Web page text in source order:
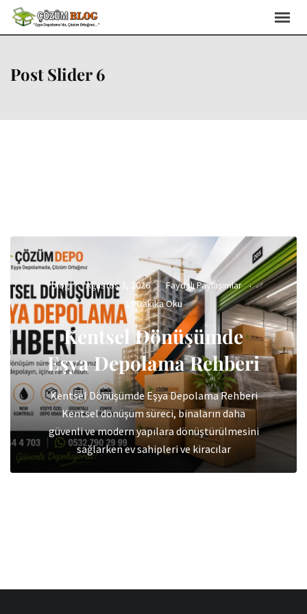
Post Slider 6
blog Ağustos 3, 2026
Faydalı Paylaşımlar
19 Dakika Oku
Kentsel Dönüşümde
Eşya Depolama Rehberi
Kentsel Dönüşümde Eşya Depolama Rehberi
Kentsel dönüşüm süreci, binaların daha
güvenli ve modern yapılara dönüştürülmesini
sağlarken ev sahipleri ve kiracılar